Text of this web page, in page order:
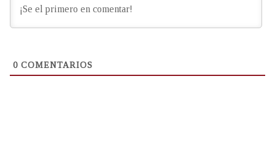
0 COMENTARIOS